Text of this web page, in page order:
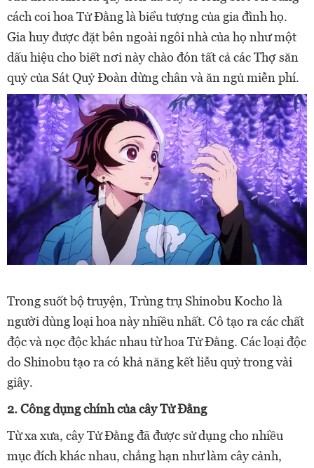
cách coi hoa Tử Đằng là biểu tượng của gia đình họ.
Gia huy được đặt bên ngoài ngôi nhà của họ như một
dấu hiệu cho biết nơi này chào đón tất cả các Thợ săn
quỷ của Sát Quỷ Đoàn dừng chân và ăn ngủ miễn phí.
Trong suốt bộ truyện, Trùng trụ Shinobu Kocho là
người dùng loại hoa này nhiều nhất. Cô tạo ra các chất
độc và nọc độc khác nhau từ hoa Tử Đằng. Các loại độc
do Shinobu tạo ra có khả năng kết liễu quỷ trong vài
giây.
2. Công dụng chính của cây Tử Đằng
Từ xa xưa, cây Tử Đằng đã được sử dụng cho nhiều
mục đích khác nhau, chẳng hạn như làm cây cảnh,